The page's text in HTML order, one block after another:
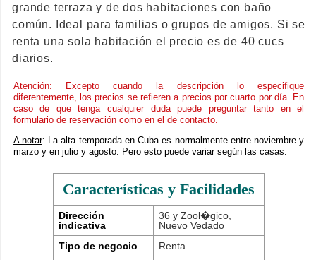
grande terraza y de dos habitaciones con baño
común. Ideal para familias o grupos de amigos. Si se
renta una sola habitación el precio es de 40 cucs
diarios.
Atención: Excepto cuando la descripción lo especifique
diferentemente, los precios se refieren a precios por cuarto por día. En
caso de que tenga cualquier duda puede preguntar tanto en el
formulario de reservación como en el de contacto.
A notar: La alta temporada en Cuba es normalmente entre noviembre y
marzo y en julio y agosto. Pero esto puede variar según las casas.
Características y Facilidades
Dirección
indicativa
36 y Zool�gico,
Nuevo Vedado
Tipo de negocio
Renta